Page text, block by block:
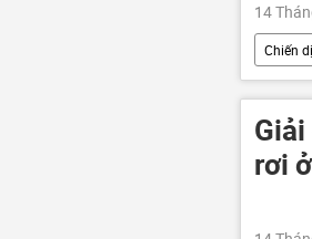
14
Chiến
Thế giới
rơi